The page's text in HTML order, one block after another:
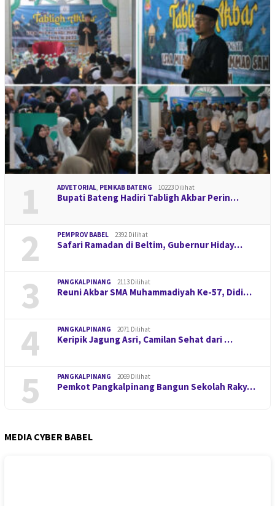
1 ADVETORIAL, PEMKAB BATENG 10223 Dilihat
Bupati Bateng Hadiri Tabligh Akbar Perin…
2 PEMPROV BABEL 2392 Dilihat
Safari Ramadan di Beltim, Gubernur Hiday…
3 PANGKALPINANG 2113 Dilihat
Reuni Akbar SMA Muhammadiyah Ke-57, Didi…
4 PANGKALPINANG 2071 Dilihat
Keripik Jagung Asri, Camilan Sehat dari …
5 PANGKALPINANG 2069 Dilihat
Pemkot Pangkalpinang Bangun Sekolah Raky…
MEDIA CYBER BABEL